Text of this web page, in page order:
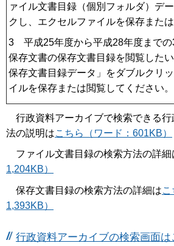
ァイル文書目録（個別フォルダ）デ
クし、エクセルファイルを保存また
3 平成25年度から平成28年度までの
保存文書の保存文書目録を閲覧した
保存文書目録データ」をダブルクリ
イルを保存または閲覧してください。
行政資料アーカイブで検索できる行
法の説明はこちら（ワード：601KB）
ファイル文書目録の検索方法の詳細
1,204KB）
保存文書目録の検索方法の詳細はこ
1,393KB）
行政資料アーカイブの検索画面は